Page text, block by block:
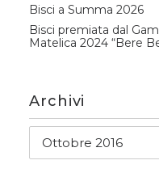
Bisci a Summa 2026
Bisci premiata dal
Matelica 2024 “Bere
Archivi
Archivi